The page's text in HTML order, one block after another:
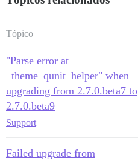
Tópico
"Parse error at
_theme_qunit_helper" when
upgrading from 2.7.0.beta7 to
2.7.0.beta9
Support
Failed upgrade from